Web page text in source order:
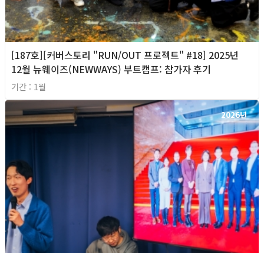
[187호][커버스토리 "RUN/OUT 프로젝트" #18] 2025년
12월 뉴웨이즈(NEWWAYS) 부트캠프: 참가자 후기
기간 : 1월
2026년